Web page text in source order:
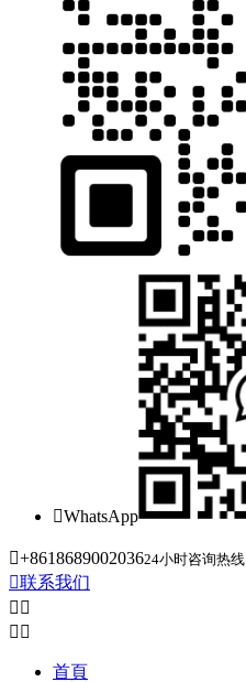
WhatsApp
+861868900203624小时咨询热线
联系我们
 
 
首頁